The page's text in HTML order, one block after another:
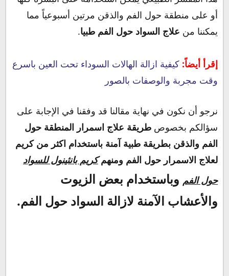
أو على منطقة حول الفم والذقن مرتين أسبوعياً مما
يمكننا من علاج السواد حول الفم طبيا.
إقرأ أيضاً: كيفية ازالة الهالات السوداء تحت العين باسرع
وقت مجربة والوصفات بالصور
نرجو أن نكون في نهاية مقالنا قد وفقنا في الإجابة على
سؤالكم بخصوص طريقة علاج اسمرار المنطقة حول
الفم والذقن بطريقة طبية آمنة باستخدام اكثر من كريم
لعلاج الاسمرار حول الفم ومنهمكريم بانثينول للسواد
حول الفم وباستخدام بعض الزيوت
والأعشاب الآمنة لازالة السواد حول الفم.